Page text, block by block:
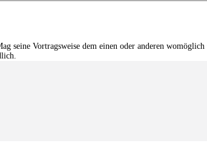
seine Vortragsweise dem einen oder anderen